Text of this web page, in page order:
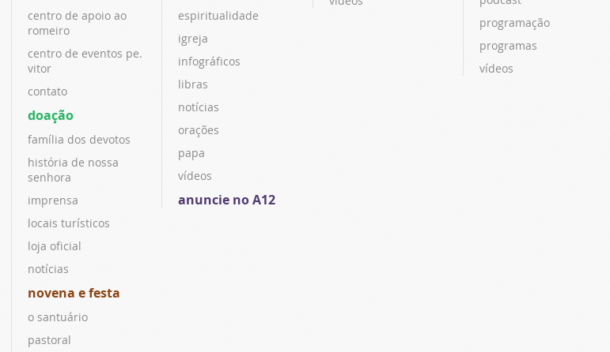
centro de apoio ao
romeiro
centro de eventos pe.
vitor
contato
doação
família dos devotos
história de nossa
senhora
imprensa
locais turísticos
loja oficial
notícias
novena e festa
o santuário
pastoral
espiritualidade
igreja
infográficos
libras
notícias
orações
papa
vídeos
anuncie no A12
programação
programas
vídeos